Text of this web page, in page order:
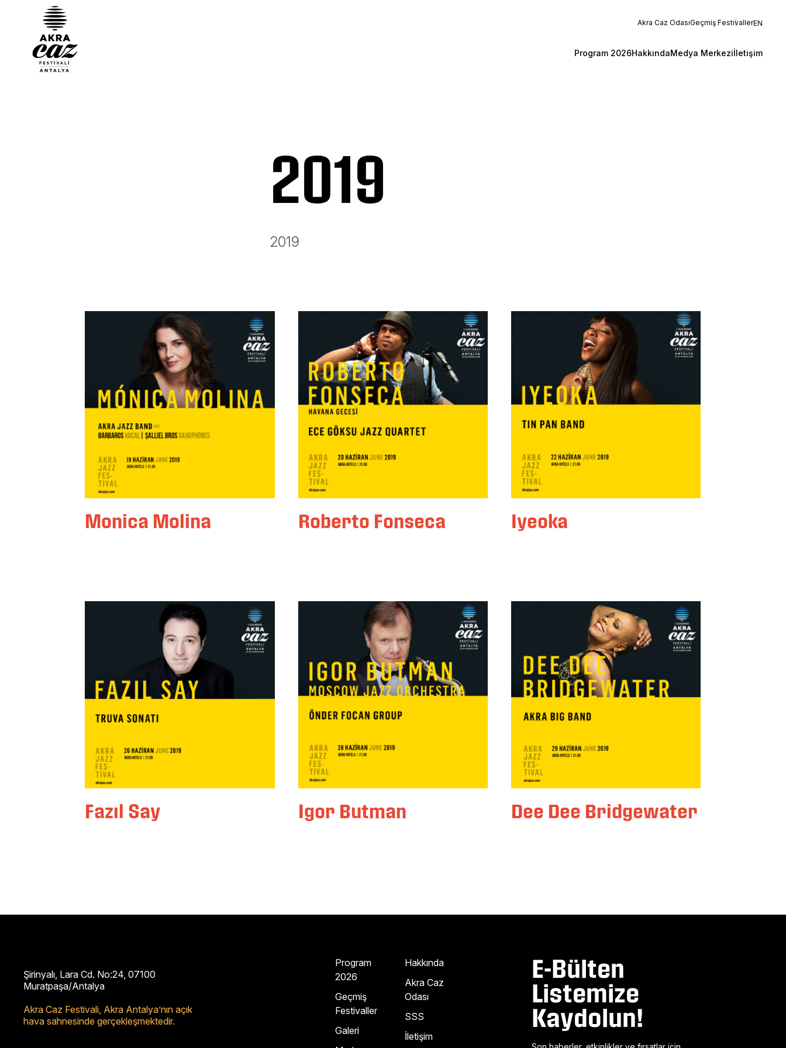
Akra Caz OdasıGeçmiş FestivallerEN
Program 2026HakkındaMedya Merkeziİletişim
2019
2019
Monica Molina Roberto Fonseca Iyeoka
Fazıl Say Igor Butman Dee Dee Bridgewater
Şirinyalı, Lara Cd. No:24, 07100
Muratpaşa/Antalya
Akra Caz Festivali, Akra Antalya’nın açık
hava sahnesinde gerçekleşmektedir.
Program
2026
Geçmiş
Festivaller
Galeri
Hakkında
Akra Caz
Odası
SSS
İletişim
E-Bülten
Listemize
Kaydolun!